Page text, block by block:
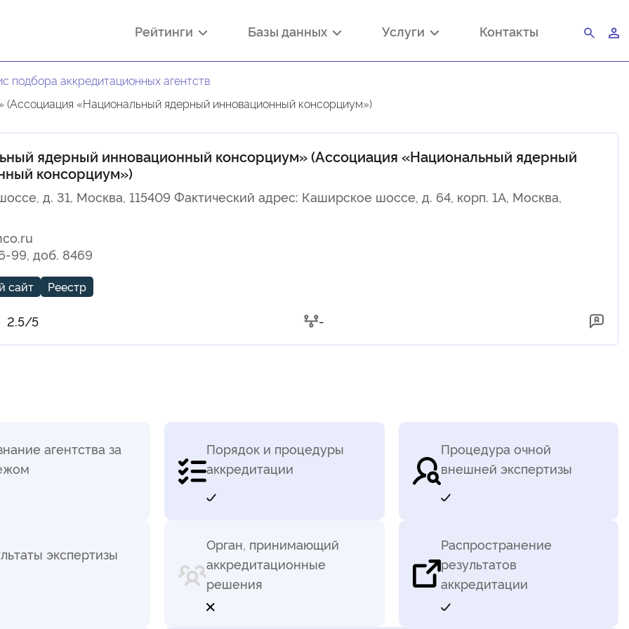
Рейтинги Базы данных Услуги Контакты
подбора аккредитационных агентств
«Национальный ядерный инновационный консорциум»)
ядерный инновационный консорциум» (Ассоциация «Национальный ядерный
консорциум»)
д. 31, Москва, 115409 Фактический адрес: Каширское шоссе, д. 64, корп. 1А, Москва,
99, доб. 8469
сайт Реестр
2.5/5 -
агентства за
Порядок и процедуры
аккредитации
Процедура очной
внешней экспертизы
экспертизы
Орган, принимающий
аккредитационные
решения
Распространение
результатов
аккредитации